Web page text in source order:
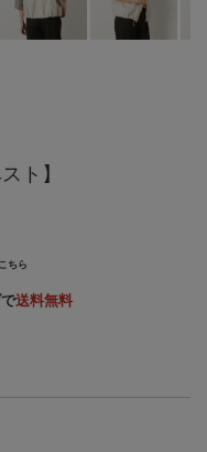
ト】
ちら
送料無料